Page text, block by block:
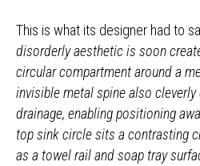
This is what its designer had to
disorderly aesthetic is soon
circular compartment around a
invisible metal spine also
drainage, enabling positioning
top sink circle sits a contrasting
as a towel rail and soap tray